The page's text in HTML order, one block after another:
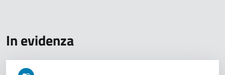
In evidenza